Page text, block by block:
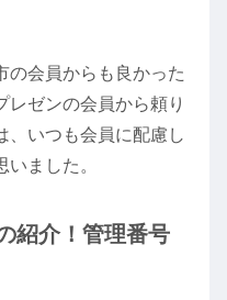
の会員からも良かった
レゼンの会員から頼り
、いつも会員に配慮し
ました。
紹介！管理番号